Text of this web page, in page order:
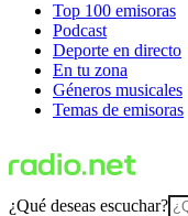
Top 100 emisoras
Podcast
Deporte en directo
En tu zona
Géneros musicales
Temas de emisoras
¿Qué deseas escuchar?